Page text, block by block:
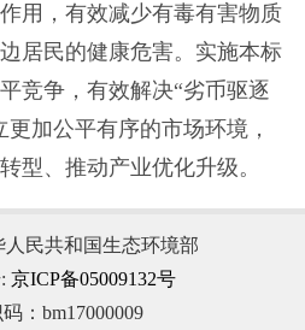
用，有效减少有毒有害物质
居民的健康危害。实施本标
竞争，有效解决“劣币驱逐
加公平有序的市场环境，
型、推动产业优化升级。
民共和国生态环境部
京ICP备05009132号
：bm17000009